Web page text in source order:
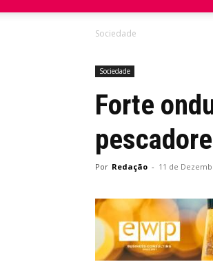
Sociedade
Sociedade
Forte
Por Redação - 11 de